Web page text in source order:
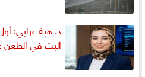
د. هبة عرابي:
البت في الطعن